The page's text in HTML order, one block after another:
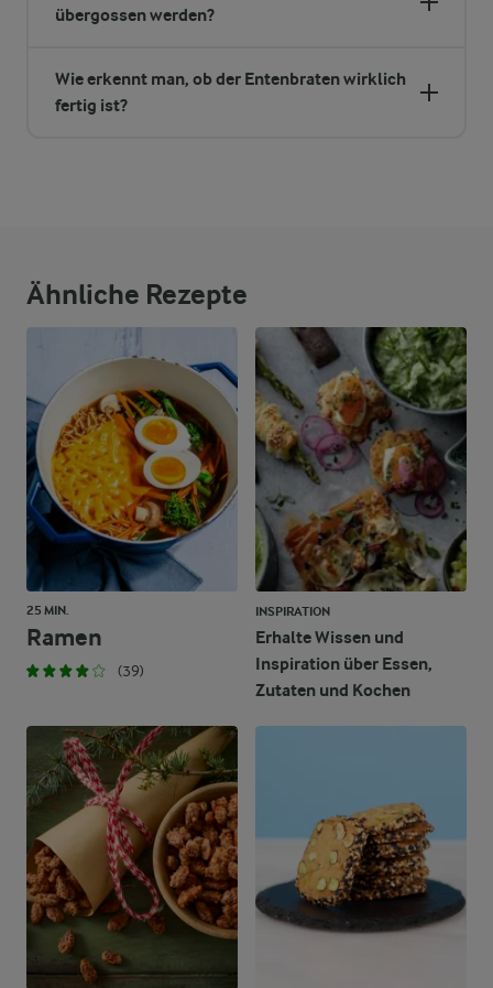
übergossen werden?
Wie erkennt man, ob der Entenbraten wirklich
fertig ist?
Ähnliche Rezepte
25 MIN.
Ramen
(39)
INSPIRATION
Erhalte Wissen und
Inspiration über Essen,
Zutaten und Kochen